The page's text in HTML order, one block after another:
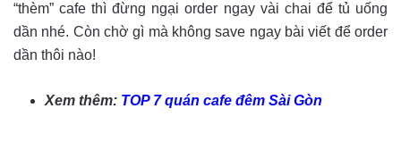
“thèm” cafe thì đừng ngại order ngay vài chai để tủ uống
dần nhé. Còn chờ gì mà không save ngay bài viết để order
dần thôi nào!
Xem thêm: TOP 7 quán cafe đêm Sài Gòn